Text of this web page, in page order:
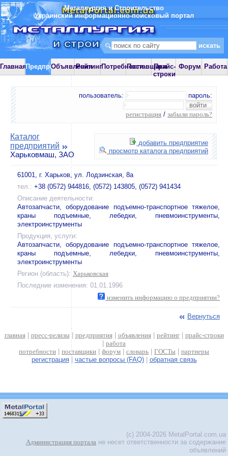
Металлургия и Строительство
Украинский информационно-поисковый портал
ГлавнаяПредприятияОбъявления
РейтингПотребностиПоставщики
Прайс-
строки
Форум Работа
пользователь: пароль:
регистрация / забыли пароль?
добавить предприятие
просмотр каталога предприятий
Каталог
предприятий
Харьковмаш, ЗАО
61001, г. Харьков, ул. Лодзинская, 8а
тел.: +38 (0572) 944816, (0572) 143805, (0572) 941434
Описание деятельности:
Автозапчасти, оборудование подъемно-транспортное тяжелое,
краны подъемные, лебедки, пневмоинструменты,
электроинструменты
Продукция, услуги:
Автозапчасти, оборудование подъемно-транспортное тяжелое,
краны подъемные, лебедки, пневмоинструменты,
электроинструменты
Регион (область): Харьковская
Последние изменения: 01.01.1996
изменить информацию о предприятии?
Вернуться
главная| пресс-релизы | предприятия| объявления| рейтинг| прайс-строки
работа
потребности
поставщики форум словарь ГОСТы
партнеры
регистрация| частые вопросы (FAQ)| обратная связь
(c) 2004-2026 MetalPortal.com.ua
Администрация портала не несет ответственности за содержание
объявлений